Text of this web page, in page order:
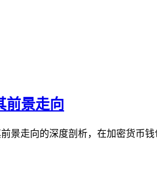
前景走向
景走向的深度剖析，在加密货币